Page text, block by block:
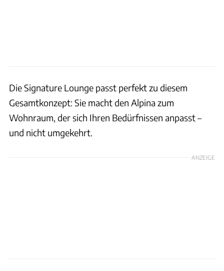
Die Signature Lounge passt perfekt zu diesem
Gesamtkonzept: Sie macht den Alpina zum
Wohnraum, der sich Ihren Bedürfnissen anpasst –
und nicht umgekehrt.
ANZEIGE